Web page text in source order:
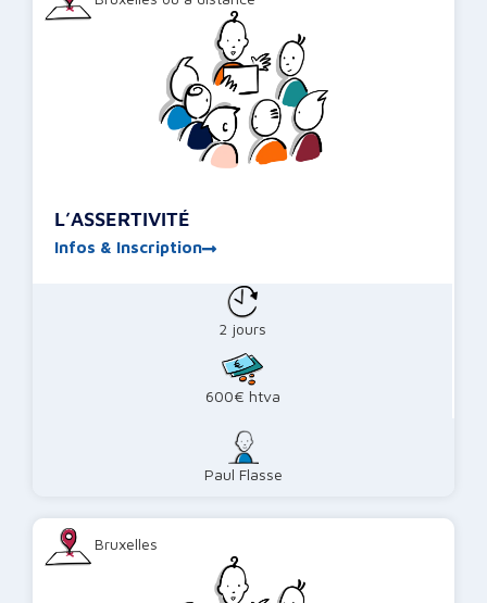
L’ASSERTIVITÉ
Infos & Inscription
2 jours
600€ htva
Paul Flasse
Bruxelles